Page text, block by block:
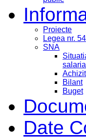
Proiecte
Legea nr.
SNA
Bilant
Buget
Date